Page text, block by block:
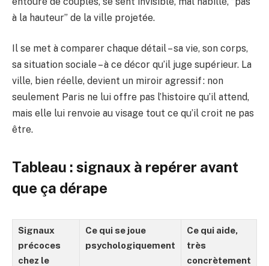
à la hauteur” de la ville projetée.
Il se met à comparer chaque détail – sa vie, son corps,
sa situation sociale – à ce décor qu’il juge supérieur. La
ville, bien réelle, devient un miroir agressif : non
seulement Paris ne lui offre pas l’histoire qu’il attend,
mais elle lui renvoie au visage tout ce qu’il croit ne pas
être.
Tableau : signaux à repérer avant
que ça dérape
Signaux
précoces
chez le
Ce qui se joue
psychologiquement
Ce qui aide,
très
concrètement